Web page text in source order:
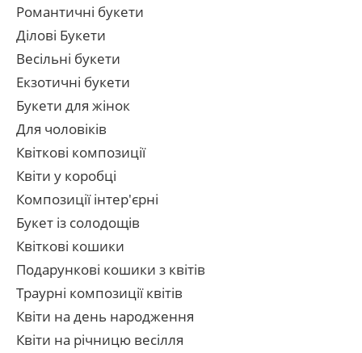
Романтичні букети
Ділові Букети
Весільні букети
Екзотичні букети
Букети для жінок
Для чоловіків
Квіткові композиції
Квіти у коробці
Композиції інтер'єрні
Букет із солодощів
Квіткові кошики
Подарункові кошики з квітів
Траурні композиції квітів
Квіти на день народження
Квіти на річницю весілля